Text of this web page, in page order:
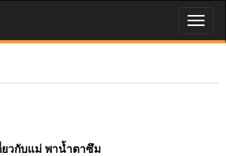
ยวกับแม่ พาน้ำตาซึม